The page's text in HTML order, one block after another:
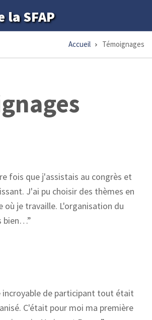
la SFAP
Accueil Témoignages
fois que j'assistais au congrès et
J'ai pu choisir des thèmes en
où je travaille. L'organisation du
bien…
incroyable de participant tout était
C'était pour moi ma première